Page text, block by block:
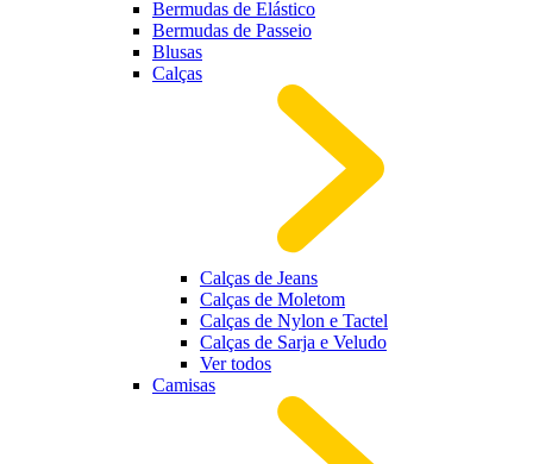
Bermudas de Elástico
Bermudas de Passeio
Blusas
Calças
Calças de Jeans
Calças de Moletom
Calças de Nylon e Tactel
Calças de Sarja e Veludo
Ver todos
Camisas